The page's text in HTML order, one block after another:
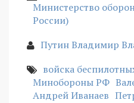
Министерство
России)
Путин Владимир
войска
Минобороны РФ
Андрей Иванаев